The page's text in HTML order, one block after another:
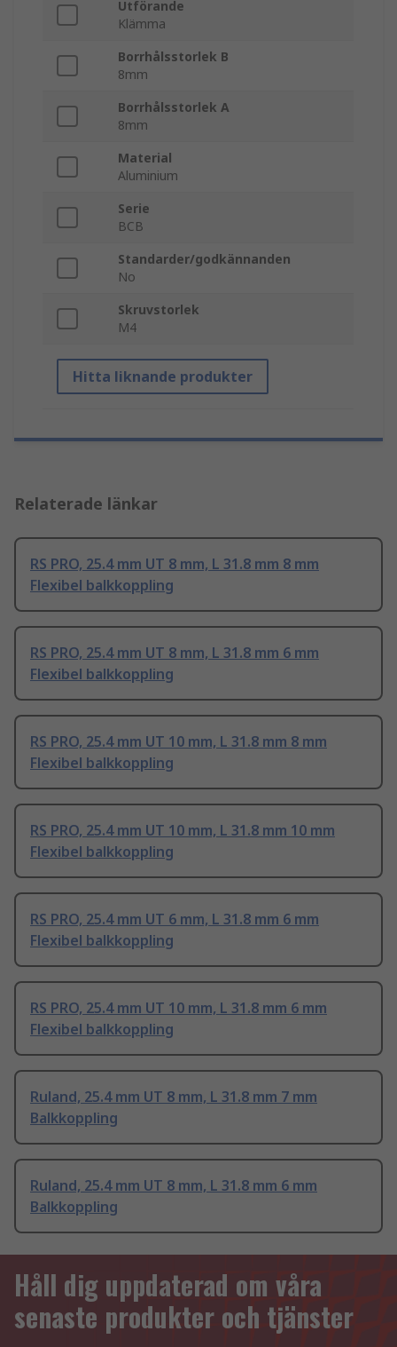
Utförande
Klämma
Borrhålsstorlek B
8mm
Borrhålsstorlek A
8mm
Material
Aluminium
Serie
BCB
Standarder/godkännanden
No
Skruvstorlek
M4
Hitta liknande produkter
Relaterade länkar
RS PRO, 25.4 mm UT 8 mm, L 31.8 mm 8 mm
Flexibel balkkoppling
RS PRO, 25.4 mm UT 8 mm, L 31.8 mm 6 mm
Flexibel balkkoppling
RS PRO, 25.4 mm UT 10 mm, L 31.8 mm 8 mm
Flexibel balkkoppling
RS PRO, 25.4 mm UT 10 mm, L 31.8 mm 10 mm
Flexibel balkkoppling
RS PRO, 25.4 mm UT 6 mm, L 31.8 mm 6 mm
Flexibel balkkoppling
RS PRO, 25.4 mm UT 10 mm, L 31.8 mm 6 mm
Flexibel balkkoppling
Ruland, 25.4 mm UT 8 mm, L 31.8 mm 7 mm
Balkkoppling
Ruland, 25.4 mm UT 8 mm, L 31.8 mm 6 mm
Balkkoppling
Håll dig uppdaterad om våra
senaste produkter och tjänster